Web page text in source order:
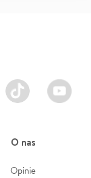
TikTok Youtube
O nas
Opinie